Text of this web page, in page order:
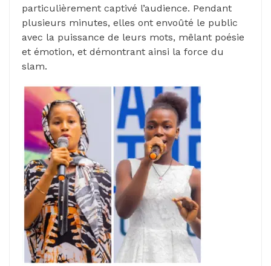
particulièrement captivé l’audience. Pendant
plusieurs minutes, elles ont envoûté le public
avec la puissance de leurs mots, mêlant poésie
et émotion, et démontrant ainsi la force du
slam.